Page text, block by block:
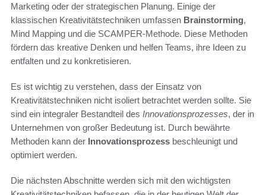
Marketing oder der strategischen Planung. Einige der
klassischen Kreativitätstechniken umfassen Brainstorming,
Mind Mapping und die SCAMPER-Methode. Diese Methoden
fördern das kreative Denken und helfen Teams, ihre Ideen zu
entfalten und zu konkretisieren.
Es ist wichtig zu verstehen, dass der Einsatz von
Kreativitätstechniken nicht isoliert betrachtet werden sollte. Sie
sind ein integraler Bestandteil des Innovationsprozesses, der in
Unternehmen von großer Bedeutung ist. Durch bewährte
Methoden kann der Innovationsprozess beschleunigt und
optimiert werden.
Die nächsten Abschnitte werden sich mit den wichtigsten